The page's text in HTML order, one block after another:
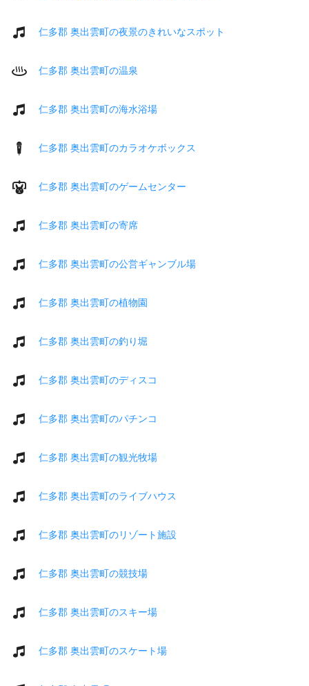
仁多郡 奥出雲町の夜景のきれいなスポット
仁多郡 奥出雲町の温泉
仁多郡 奥出雲町の海水浴場
仁多郡 奥出雲町のカラオケボックス
仁多郡 奥出雲町のゲームセンター
仁多郡 奥出雲町の寄席
仁多郡 奥出雲町の公営ギャンブル場
仁多郡 奥出雲町の植物園
仁多郡 奥出雲町の釣り堀
仁多郡 奥出雲町のディスコ
仁多郡 奥出雲町のパチンコ
仁多郡 奥出雲町の観光牧場
仁多郡 奥出雲町のライブハウス
仁多郡 奥出雲町のリゾート施設
仁多郡 奥出雲町の競技場
仁多郡 奥出雲町のスキー場
仁多郡 奥出雲町のスケート場